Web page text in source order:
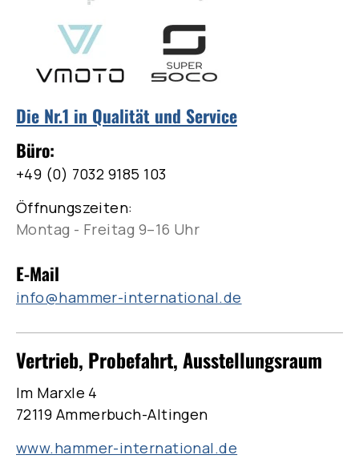
Die Nr.1 in Qualität und Service
Büro:
+49 (0) 7032 9185 103
Öffnungszeiten:
Montag - Freitag 9–16 Uhr
E-Mail
info@hammer-international.de
Vertrieb, Probefahrt, Ausstellungsraum
Im Marxle 4
72119 Ammerbuch-Altingen
www.hammer-international.de